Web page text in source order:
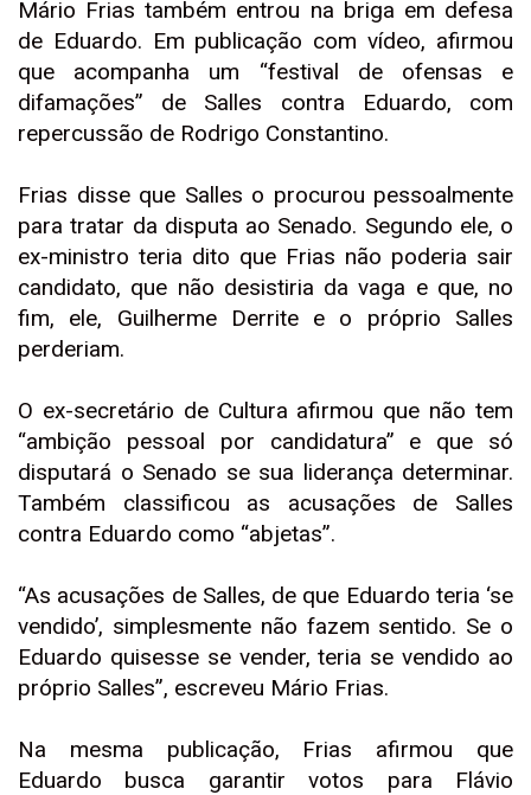
Mário Frias também entrou na briga em defesa
de Eduardo. Em publicação com vídeo, afirmou
que acompanha um “festival de ofensas e
difamações” de Salles contra Eduardo, com
repercussão de Rodrigo Constantino.
Frias disse que Salles o procurou pessoalmente
para tratar da disputa ao Senado. Segundo ele, o
ex-ministro teria dito que Frias não poderia sair
candidato, que não desistiria da vaga e que, no
fim, ele, Guilherme Derrite e o próprio Salles
perderiam.
O ex-secretário de Cultura afirmou que não tem
“ambição pessoal por candidatura” e que só
disputará o Senado se sua liderança determinar.
Também classificou as acusações de Salles
contra Eduardo como “abjetas”.
“As acusações de Salles, de que Eduardo teria ‘se
vendido’, simplesmente não fazem sentido. Se o
Eduardo quisesse se vender, teria se vendido ao
próprio Salles”, escreveu Mário Frias.
Na mesma publicação, Frias afirmou que
Eduardo busca garantir votos para Flávio